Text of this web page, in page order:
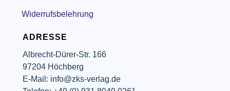
ADRESSE
Albrecht-Dürer-Str. 166
97204 Höchberg
E-Mail: info@zks-verlag.de
Widerrufsbelehrung